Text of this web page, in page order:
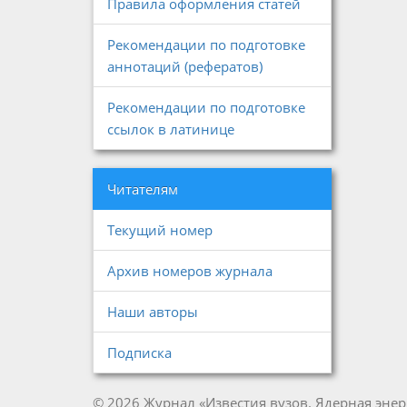
Правила оформления статей
Рекомендации по подготовке
аннотаций (рефератов)
Рекомендации по подготовке
ссылок в латинице
Читателям
Текущий номер
Архив номеров журнала
Наши авторы
Подписка
© 2026 Журнал «Известия вузов. Ядерная